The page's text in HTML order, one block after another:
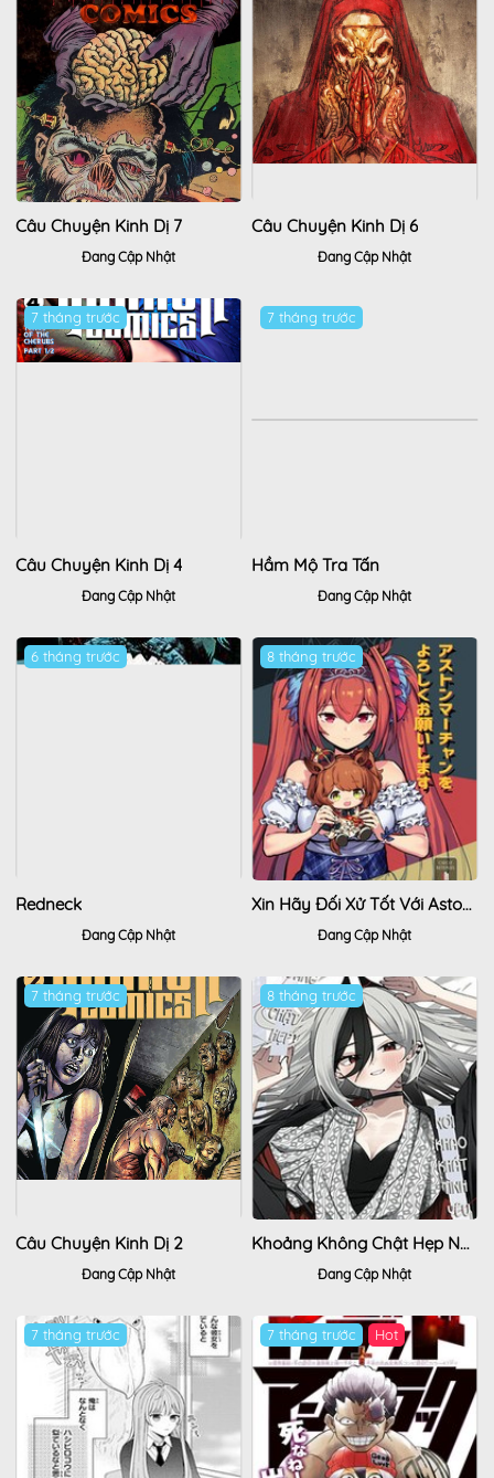
Câu Chuyện Kinh Dị 7
Đang Cập Nhật
Câu Chuyện Kinh Dị 6
Đang Cập Nhật
7 tháng trước
Câu Chuyện Kinh Dị 4
Đang Cập Nhật
7 tháng trước
Hầm Mộ Tra Tấn
Đang Cập Nhật
6 tháng trước
Redneck
Đang Cập Nhật
8 tháng trước
Xin Hãy Đối Xử Tốt Với Aston Machan Nhé
Đang Cập Nhật
7 tháng trước
Câu Chuyện Kinh Dị 2
Đang Cập Nhật
8 tháng trước
Khoảng Không Chật Hẹp Nơi Khao Khát Tình Yêu
Đang Cập Nhật
7 tháng trước 7 tháng trước Hot